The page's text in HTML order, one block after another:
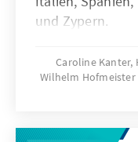
und Zypern.
Caroline Kanter,
Wilhelm Hofmeister